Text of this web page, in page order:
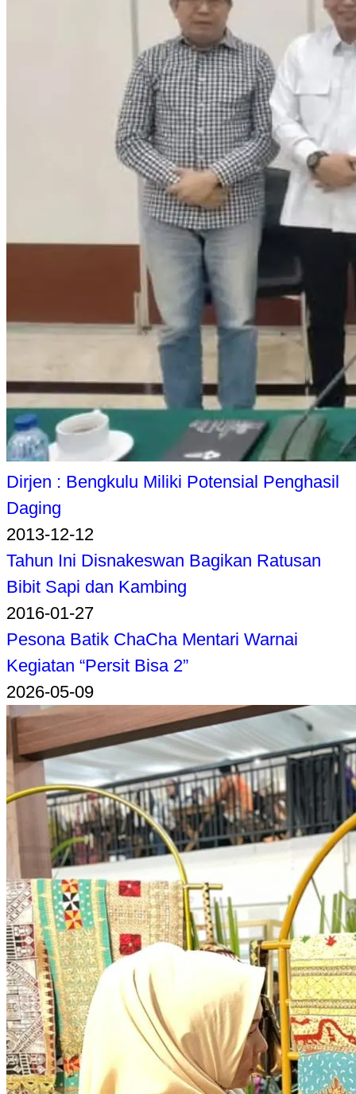
Dirjen : Bengkulu Miliki Potensial Penghasil
Daging
2013-12-12
Tahun Ini Disnakeswan Bagikan Ratusan
Bibit Sapi dan Kambing
2016-01-27
Pesona Batik ChaCha Mentari Warnai
Kegiatan “Persit Bisa 2”
2026-05-09